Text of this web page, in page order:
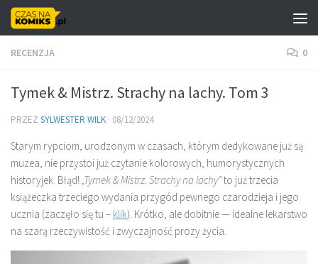
Skip to content
RECENZJA 0
Tymek & Mistrz. Strachy na lachy. Tom 3
PRZEZ SYLWESTER WILK · 08/12/2024
Starym rypciom, urodzonym w czasach, którym dedykowane już są
muzea, nie przystoi już czytanie kolorowych, humorystycznych
historyjek. Błąd! „Tymek & Mistrz. Strachy na lachy”to już trzecia
książeczka trzeciego wydania przygód pewnego czarodzieja i jego
ucznia (zaczęło się tu – klik). Krótko, ale dobitnie — idealne lekarstwo
na szarą rzeczywistość i zwyczajność prozy życia.